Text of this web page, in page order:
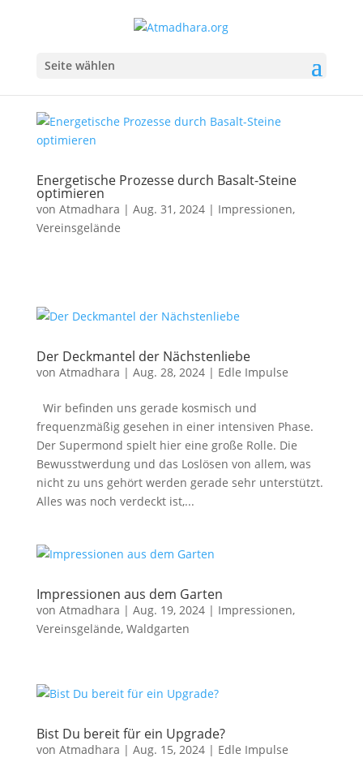
Seite wählen
Energetische Prozesse durch Basalt-Steine
optimieren
von Atmadhara | Aug. 31, 2024| Impressionen,
Vereinsgelände
Der Deckmantel der Nächstenliebe
von Atmadhara | Aug. 28, 2024| Edle Impulse
Wir befinden uns gerade kosmisch und
frequenzmäßig gesehen in einer intensiven Phase.
Der Supermond spielt hier eine große Rolle. Die
Bewusstwerdung und das Loslösen von allem, was
nicht zu uns gehört werden gerade sehr unterstützt.
Alles was noch verdeckt ist,...
Impressionen aus dem Garten
von Atmadhara | Aug. 19, 2024| Impressionen,
Vereinsgelände, Waldgarten
Bist Du bereit für ein Upgrade?
von Atmadhara | Aug. 15, 2024| Edle Impulse